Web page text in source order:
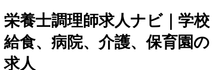
栄養士調理師求人ナビ｜学校
給食、病院、介護、保育園の
求人